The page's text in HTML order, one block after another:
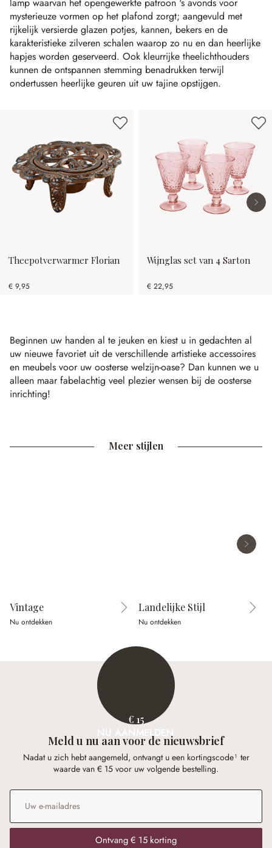
lamp waarvan het opengewerkte patroon 's avonds voor
mysterieuze vormen op het plafond zorgt; aangevuld met
rijkelijk versierde glazen potjes, kannen, bekers en de
karakteristieke zilveren schalen waarop zo nu en dan heerlijke
hapjes worden geserveerd. Ook kleurrijke theelichthouders
kunnen de ontspannen stemming benadrukken terwijl
ondertussen heerlijke geuren uit uw tajine opstijgen.
Theepotverwarmer Florian
€ 9,95
Wijnglas set van 4 Sarton
€ 22,95
Beginnen uw handen al te jeuken en kiest u in gedachten al
uw nieuwe favoriet uit de verschillende artistieke accessoires
en meubels voor uw oosterse welzijn-oase? Dan kunnen we u
alleen maar fabelachtig veel plezier wensen bij de oosterse
inrichting!
Meer stijlen
Vintage
Nu ontdekken
Landelijke Stijl
Nu ontdekken
€ 15
NU AANMELDEN
Meld u nu aan voor de nieuwsbrief
Nadat u zich hebt aangemeld, ontvangt u een kortingscode¹ ter
waarde van € 15 voor uw volgende bestelling.
E-mailadres
Ontvang € 15 korting